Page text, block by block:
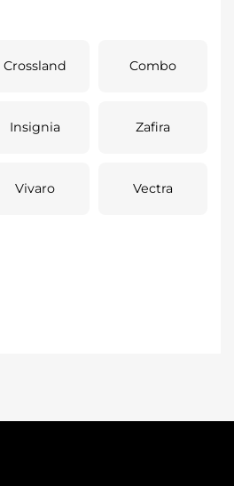
Crossland Combo
Insignia Zafira
Vivaro Vectra